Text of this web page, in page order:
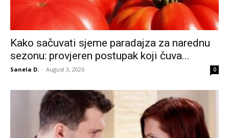
Kako sačuvati sjeme paradajza za narednu
sezonu: provjeren postupak koji čuva...
Sanela D. - August 3, 2026 0